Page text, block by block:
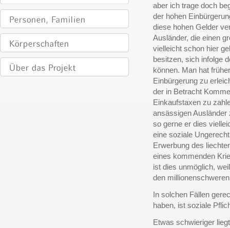
aber ich trage doch
der hohen
diese hohen Gelder
Ausländer, die einen
vielleicht schon hier
besitzen, sich infolge
können. Man hat
Einbürgerung zu
der in Betracht
Einkaufstaxen zu
ansässigen
so gerne er dies
eine soziale
Erwerbung des
eines kommenden
ist dies unmöglich,
den
In solchen Fällen
haben, ist soziale
Etwas schwieriger